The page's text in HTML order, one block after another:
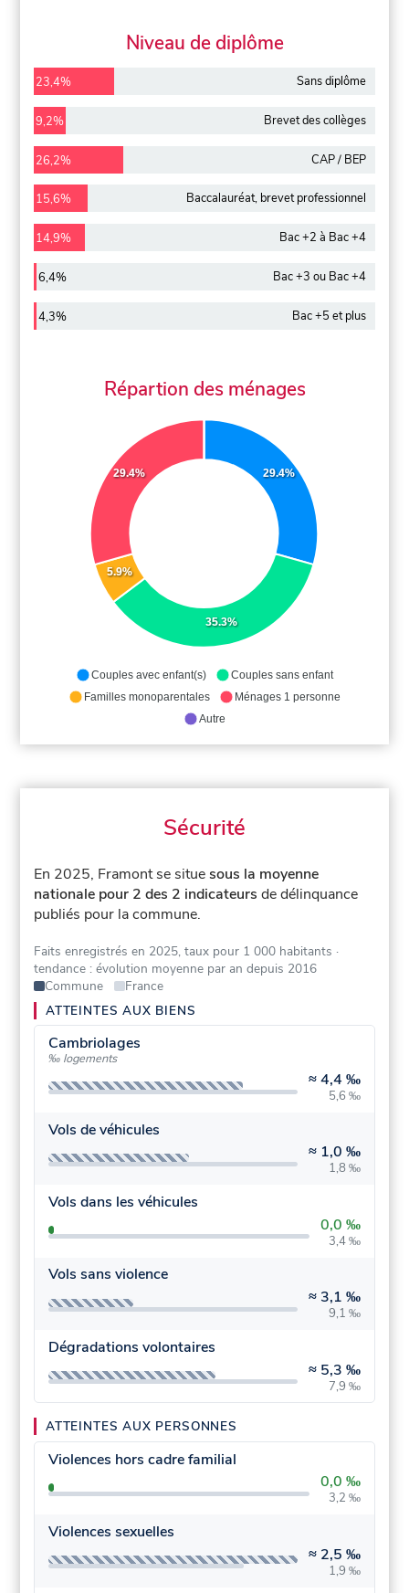
Niveau de diplôme
23,4% Sans diplôme
9,2% Brevet des collèges
26,2% CAP / BEP
15,6% Baccalauréat, brevet professionnel
14,9% Bac +2 à Bac +4
6,4% Bac +3 ou Bac +4
4,3% Bac +5 et plus
Répartion des ménages
29.4%
35.3%
5.9%
29.4%
Couples avec enfant(s)
Couples sans enfant
Familles monoparentales
Ménages 1 personne
Autre
Sécurité
En 2025, Framont se situesous la moyenne
nationale pour 2 des 2 indicateurs de délinquance
publiés pour la commune.
Faits enregistrés en 2025, taux pour 1 000 habitants ·
tendance : évolution moyenne par an depuis 2016
Commune
France
ATTEINTES AUX BIENS
Cambriolages
‰ logements
≈4,4 ‰
5,6 ‰
Vols de véhicules
≈ 1,0 ‰
1,8 ‰
Vols dans les véhicules
0,0 ‰
3,4 ‰
Vols sans violence
≈ 3,1 ‰
9,1 ‰
Dégradations volontaires
≈ 5,3 ‰
7,9 ‰
ATTEINTES AUX PERSONNES
Violences hors cadre familial
0,0 ‰
3,2 ‰
Violences sexuelles
≈ 2,5 ‰
1,9 ‰